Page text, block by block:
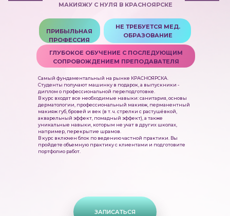
МАКИЯЖУ С НУЛЯ В КРАСНОЯРСКЕ
ЗАПИСАТЬСЯ
Самый фундаментальный на рынке КРАСНОЯРСКА.
Студенты получают машинку в подарок, а выпускники -
диплом о профессиональной переподготовке.
В курс входят все необходимые навыки: санитария, основы
дерматологии, профессиональный макияж, перманентный
макияж губ, бровей и век (в т. ч. стрелки с растушёвкой,
акварельный эффект, помадный эффект), а также
уникальные навыки, которым не учат в других школах,
например, перекрытие шрамов.
В курс включен блок по ведению частной практики. Вы
пройдете объемную практику с клиентами и подготовите
портфолио работ.
НЕ ТРЕБУЕТСЯ МЕД.
ОБРАЗОВАНИЕ
ПРИБЫЛЬНАЯ
ПРОФЕССИЯ
ГЛУБОКОЕ ОБУЧЕНИЕ С ПОСЛЕДУЮЩИМ
СОПРОВОЖДЕНИЕМ ПРЕПОДАВАТЕЛЯ